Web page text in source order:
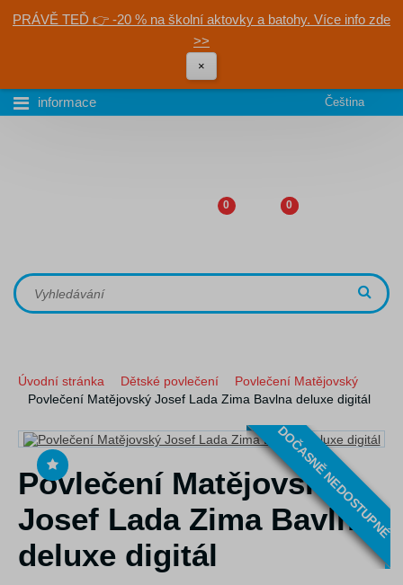
PRÁVĚ TEĎ 👉 -20 % na školní aktovky a batohy. Více info zde
>>
×
informace Čeština
0 0
Úvodní stránka Dětské povlečení
Povlečení Matějovský
Povlečení Matějovský Josef Lada Zima Bavlna deluxe digitál
DOČASNĚ NEDOSTUPNÉ
Povlečení Matějovský
Josef Lada Zima Bavlna
deluxe digitál